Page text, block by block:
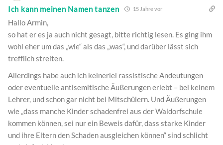
Ich kann meinen Namen tanzen 15 Jahre vor
Hallo Armin,
so hat er es ja auch nicht gesagt, bitte richtig lesen. Es ging ihm
wohl eher um das „wie“ als das „was“, und darüber lässt sich
trefflich streiten.
Allerdings habe auch ich keinerlei rassistische Andeutungen
oder eventuelle antisemitische Äußerungen erlebt – bei keinem
Lehrer, und schon gar nicht bei Mitschülern. Und Äußerungen
wie „dass manche Kinder schadenfrei aus der Waldorfschule
kommen können, sei nur ein Beweis dafür, dass starke Kinder
und ihre Eltern den Schaden ausgleichen können“ sind schlicht